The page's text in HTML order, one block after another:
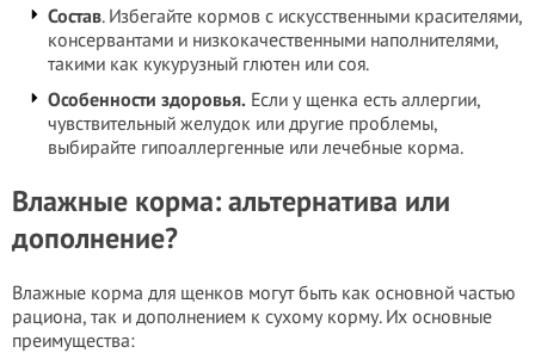
Состав. Избегайте кормов с искусственными красителями,
консервантами и низкокачественными наполнителями,
такими как кукурузный глютен или соя.
Особенности здоровья. Если у щенка есть аллергии,
чувствительный желудок или другие проблемы,
выбирайте гипоаллергенные или лечебные корма.
Влажные корма: альтернатива или
дополнение?
Влажные корма для щенков могут быть как основной частью
рациона, так и дополнением к сухому корму. Их основные
преимущества: